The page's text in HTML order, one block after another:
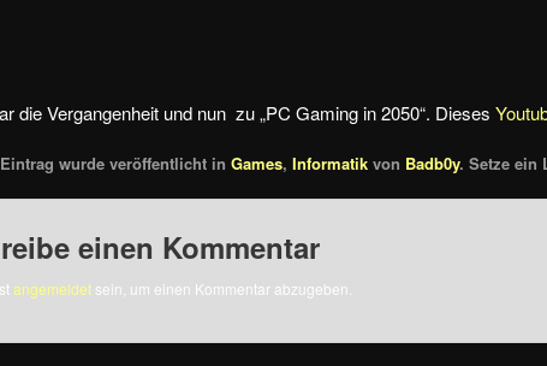
die Vergangenheit und nun zu „PC Gaming in 2050“. Dieses
wurde veröffentlicht inGames,Informatik von Badb0y. Setze ein
einen Kommentar
angemeldet sein, um einen Kommentar abzugeben.